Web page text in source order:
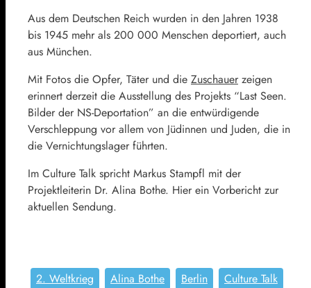
Aus dem Deutschen Reich wurden in den Jahren 1938
bis 1945 mehr als 200 000 Menschen deportiert, auch
aus München.
Mit Fotos die Opfer, Täter und die Zuschauer zeigen
erinnert derzeit die Ausstellung des Projekts “Last Seen.
Bilder der NS-Deportation” an die entwürdigende
Verschleppung vor allem von Jüdinnen und Juden, die in
die Vernichtungslager führten.
Im Culture Talk spricht Markus Stampfl mit der
Projektleiterin Dr. Alina Bothe. Hier ein Vorbericht zur
aktuellen Sendung.
2. Weltkrieg Alina Bothe Berlin
Culture Talk